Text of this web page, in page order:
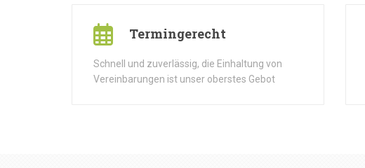
Termingerecht
Schnell und zuverlässig, die Einhaltung von
Vereinbarungen ist unser oberstes Gebot